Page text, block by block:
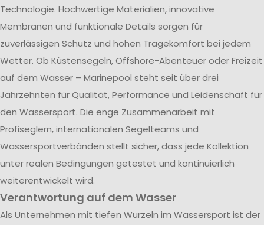
Technologie. Hochwertige Materialien, innovative
Membranen und funktionale Details sorgen für
zuverlässigen Schutz und hohen Tragekomfort bei jedem
Wetter. Ob Küstensegeln, Offshore-Abenteuer oder Freizeit
auf dem Wasser – Marinepool steht seit über drei
Jahrzehnten für Qualität, Performance und Leidenschaft für
den Wassersport. Die enge Zusammenarbeit mit
Profiseglern, internationalen Segelteams und
Wassersportverbänden stellt sicher, dass jede Kollektion
unter realen Bedingungen getestet und kontinuierlich
weiterentwickelt wird.
Verantwortung auf dem Wasser
Als Unternehmen mit tiefen Wurzeln im Wassersport ist der